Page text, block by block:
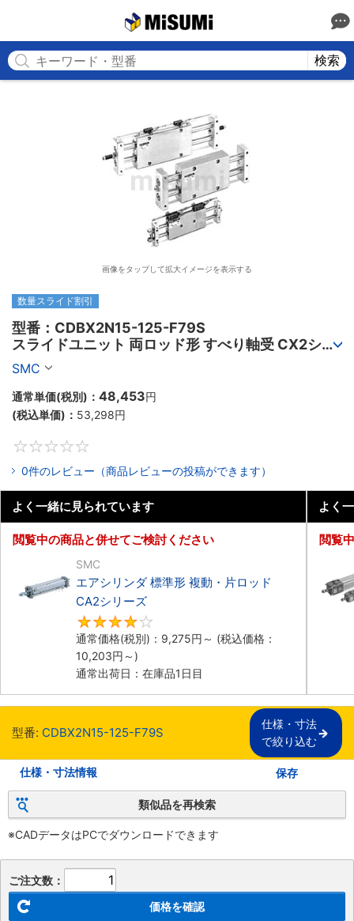
検索
画像をタップして拡大イメージを表示する
数量スライド割引
型番：CDBX2N15-125-F79S
スライドユニット 両ロッド形 すべり軸受 CX2シリ
ーズ
SMC
通常単価(税別)： 48,453円
(税込単価)： 53,298円
0件のレビュー（商品レビューの投稿ができます）
よく一緒に見られています
閲覧中の商品と併せてご検討ください
SMC
エアシリンダ 標準形 複動・片ロッド
CA2シリーズ
通常価格(税別)： 9,275円 ～ (税込価格：
10,203円 ～)
通常出荷日：在庫品1日目
よく
閲覧
型番: CDBX2N15-125-F79S
仕様・寸法
で絞り込む
仕様・寸法情報 保存
類似品を再検索
※CADデータはPCでダウンロードできます
ご注文数：
価格を確認